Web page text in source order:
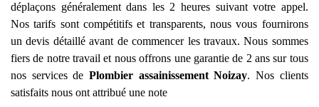
déplaçons généralement dans les 2 heures suivant votre appel.
Nos tarifs sont compétitifs et transparents, nous vous fournirons
un devis détaillé avant de commencer les travaux. Nous sommes
fiers de notre travail et nous offrons une garantie de 2 ans sur tous
nos services dePlombier assainissement Noizay. Nos clients
satisfaits nous ont attribué une note